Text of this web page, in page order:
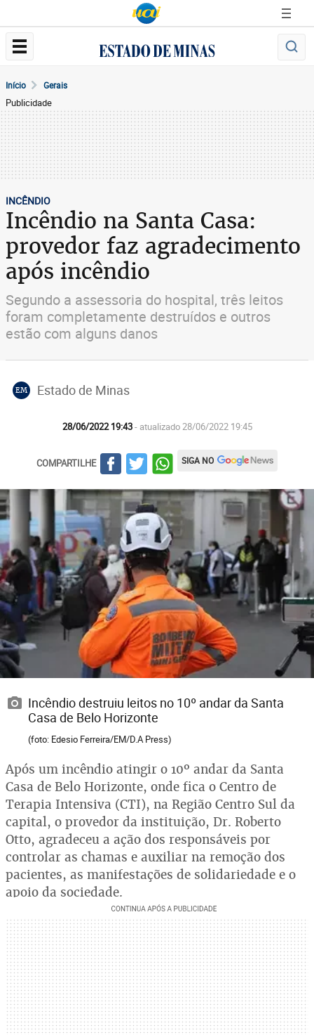
Início Gerais
Publicidade
INCÊNDIO
Incêndio na Santa Casa:
provedor faz agradecimento
após incêndio
Segundo a assessoria do hospital, três leitos
foram completamente destruídos e outros
estão com alguns danos
EM Estado de Minas
28/06/2022 19:43- atualizado 28/06/2022 19:45
COMPARTILHE SIGA NO
Incêndio destruiu leitos no 10º andar da Santa
Casa de Belo Horizonte
(foto: Edesio Ferreira/EM/D.A Press)
Após um incêndio atingir o 10º andar da Santa
Casa de Belo Horizonte, onde fica o Centro de
Terapia Intensiva (CTI), na Região Centro Sul da
capital, o provedor da instituição, Dr. Roberto
Otto, agradeceu a ação dos responsáveis por
controlar as chamas e auxiliar na remoção dos
pacientes, as manifestações de solidariedade e o
apoio da sociedade.